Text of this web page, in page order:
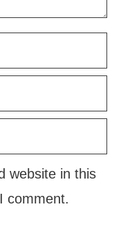
website in this
comment.